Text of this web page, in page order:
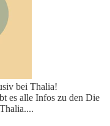
bei Thalia!
es alle Infos zu den Die
...